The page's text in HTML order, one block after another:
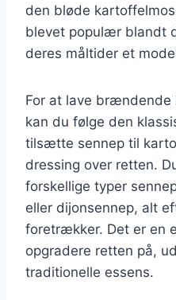
den bløde
blevet populær blandt
deres måltider et
For at lave
kan du følge den
tilsætte sennep til
dressing over retten.
forskellige typer
eller dijonsennep, alt
foretrækker. Det er en
opgradere retten på,
traditionelle essens.